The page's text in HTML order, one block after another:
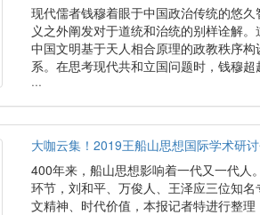
现代儒者钱穆着眼于中国政治传统的悠
义之外阐发对于道统和治统的别样诠解
中国文明基于天人相合原理的政教秩序
系。在思考现代共和立国问题时，钱穆
···
大咖云集！2019王船山思想国际学术研
400年来，船山思想影响着一代又一代人
环节，刘和平、万俊人、王泽应三位知
文精神、时代价值，本报记者特进行整理